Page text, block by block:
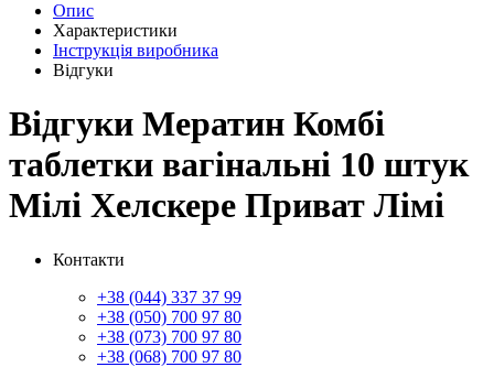
Опис
Характеристики
Інструкція виробника
Відгуки
Відгуки Мератин Комбі
таблетки вагінальні 10 штук
Мілі Хелскере Приват Лімі
Контакти
+38 (044) 337 37 99
+38 (050) 700 97 80
+38 (073) 700 97 80
+38 (068) 700 97 80